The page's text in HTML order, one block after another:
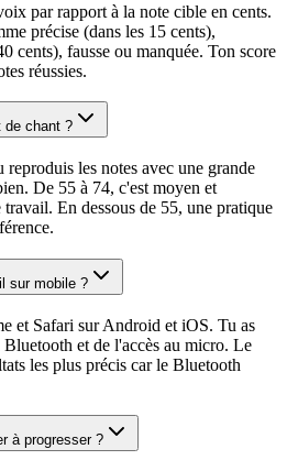
par rapport à la note cible en cents.
précise (dans les 15 cents),
cents), fausse ou manquée. Ton score
réussies.
de chant ?
les notes avec une grande
De 55 à 74, c'est moyen et
En dessous de 55, une pratique
sur mobile ?
et Safari sur Android et iOS. Tu as
et de l'accès au micro. Le
les plus précis car le Bluetooth
à progresser ?